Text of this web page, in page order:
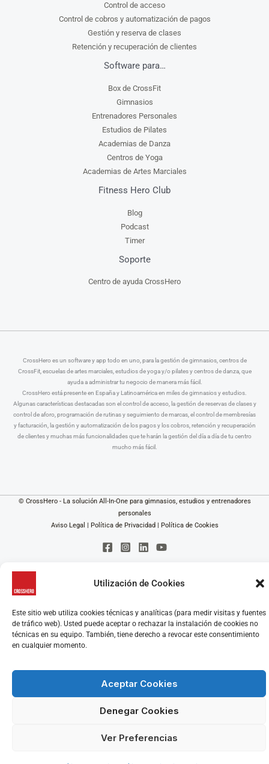
Utilización de Cookies
Este sitio web utiliza cookies técnicas y analíticas (para medir visitas y fuentes
de tráfico web). Usted puede aceptar o rechazar la instalación de cookies no
técnicas en su equipo. También, tiene derecho a revocar este consentimiento
en cualquier momento.
Aceptar Cookies
Denegar Cookies
Ver Preferencias
Control de acceso
Control de cobros y automatización de pagos
Gestión y reserva de clases
Retención y recuperación de clientes
Software para…
Box de CrossFit
Gimnasios
Entrenadores Personales
Estudios de Pilates
Academias de Danza
Centros de Yoga
Academias de Artes Marciales
Fitness Hero Club
Blog
Podcast
Timer
Soporte
Centro de ayuda CrossHero
CrossHero es un software y app todo en uno, para la gestión de gimnasios, centros de
CrossFit, escuelas de artes marciales, estudios de yoga y/o pilates y centros de danza, que
ayuda a administrar tu negocio de manera más fácil.
CrossHero está presente en España y Latinoamérica en miles de gimnasios y estudios.
Algunas características destacadas son el control de acceso, la gestión de reservas de clases y
control de aforo, programación de rutinas y seguimiento de marcas, el control de membresías
y facturación, la gestión y automatización de los pagos y los cobros, retención y recuperación
de clientes y muchas más funcionalidades que te harán la gestión del día a día de tu centro
mucho más fácil.
© CrossHero - La solución All-In-One para gimnasios, estudios y entrenadores
personales
Aviso Legal
Política de Privacidad Política de Cookies